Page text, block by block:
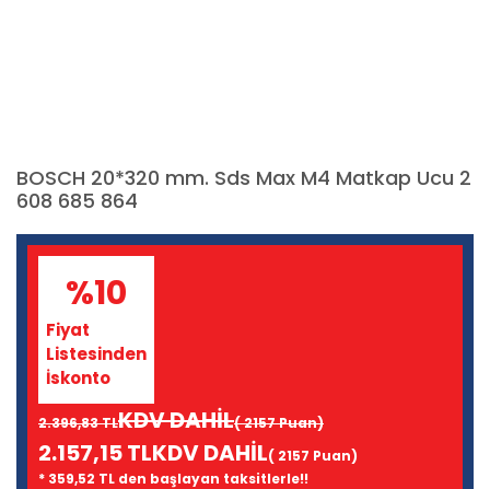
BOSCH 20*320 mm. Sds Max M4 Matkap Ucu 2
608 685 864
%10
Fiyat
Listesinden
İskonto
2.396,83 TLKDV DAHİL( 2157 Puan)
2.157,15 TLKDV DAHİL( 2157 Puan)
* 359,52 TL den başlayan taksitlerle!!